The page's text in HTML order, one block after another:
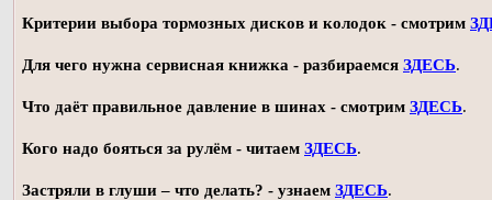
Критерии выбора тормозных дисков и колодок - смотрим
Для чего нужна сервисная книжка - разбираемся ЗДЕСЬ.
Что даёт правильное давление в шинах - смотрим ЗДЕСЬ.
Кого надо бояться за рулём - читаем ЗДЕСЬ.
Застряли в глуши – что делать? - узнаем ЗДЕСЬ.